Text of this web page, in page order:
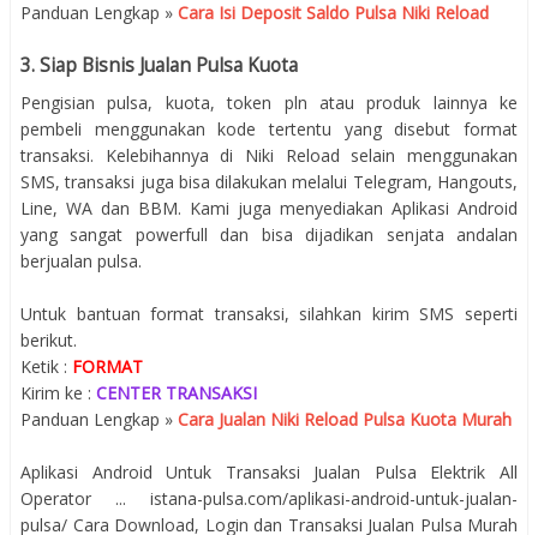
Panduan Lengkap » Cara Isi Deposit Saldo Pulsa Niki Reload
3. Siap Bisnis Jualan Pulsa Kuota
Pengisian pulsa, kuota, token pln atau produk lainnya ke
pembeli menggunakan kode tertentu yang disebut format
transaksi. Kelebihannya di Niki Reload selain menggunakan
SMS, transaksi juga bisa dilakukan melalui Telegram, Hangouts,
Line, WA dan BBM. Kami juga menyediakan Aplikasi Android
yang sangat powerfull dan bisa dijadikan senjata andalan
berjualan pulsa.
Untuk bantuan format transaksi, silahkan kirim SMS seperti
berikut.
Ketik : FORMAT
Kirim ke : CENTER TRANSAKSI
Panduan Lengkap » Cara Jualan Niki Reload Pulsa Kuota Murah
Aplikasi Android Untuk Transaksi Jualan Pulsa Elektrik All
Operator ... istana-pulsa.com/aplikasi-android-untuk-jualan-
pulsa/ Cara Download, Login dan Transaksi Jualan Pulsa Murah